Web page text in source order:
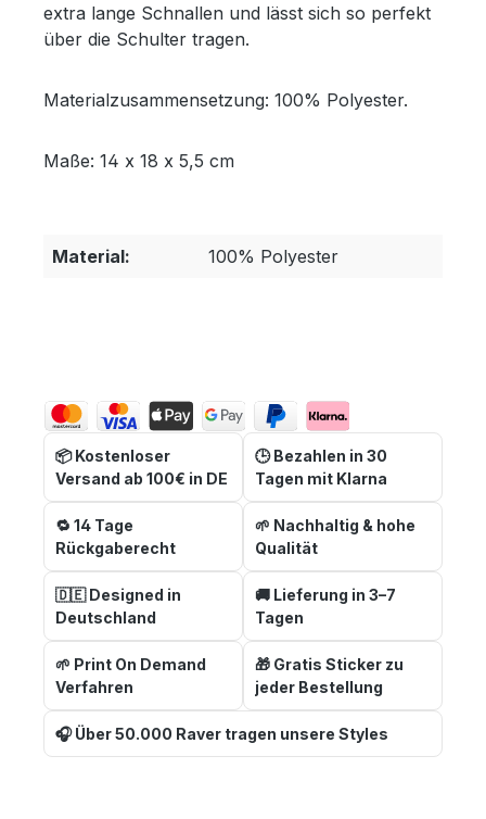
extra lange Schnallen und lässt sich so perfekt
über die Schulter tragen.
Materialzusammensetzung: 100% Polyester.
Maße: 14 x 18 x 5,5 cm
Material: 100% Polyester
📦 Kostenloser
Versand ab 100€ in DE
🕒 Bezahlen in 30
Tagen mit Klarna
🔁 14 Tage
Rückgaberecht
🌱 Nachhaltig & hohe
Qualität
🇩🇪 Designed in
Deutschland
🚚 Lieferung in 3–7
Tagen
🌱 Print On Demand
Verfahren
🎁 Gratis Sticker zu
jeder Bestellung
🎧 Über 50.000 Raver tragen unsere Styles